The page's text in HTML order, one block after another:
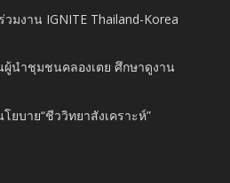
วมงาน IGNITE Thailand-Korea
ผู้นำชุมชนคลองเตย ศึกษาดูงาน
ยบาย“ชีววิทยาสังเคราะห์”